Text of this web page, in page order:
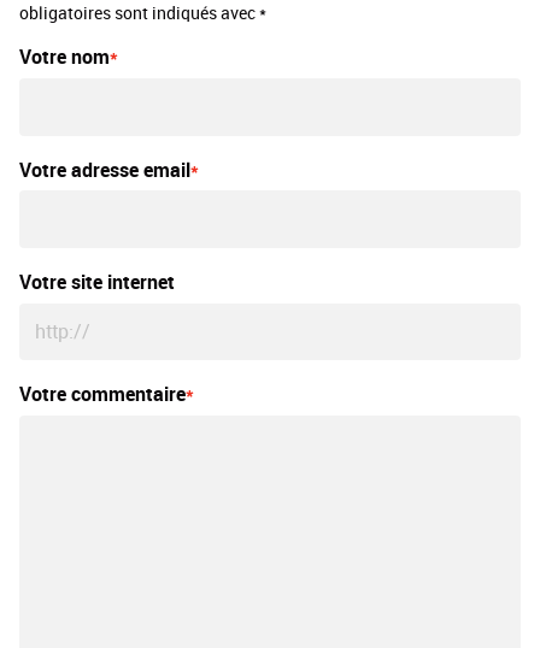
obligatoires sont indiqués avec *
Votre nom
Votre adresse email
Votre site internet
Votre commentaire